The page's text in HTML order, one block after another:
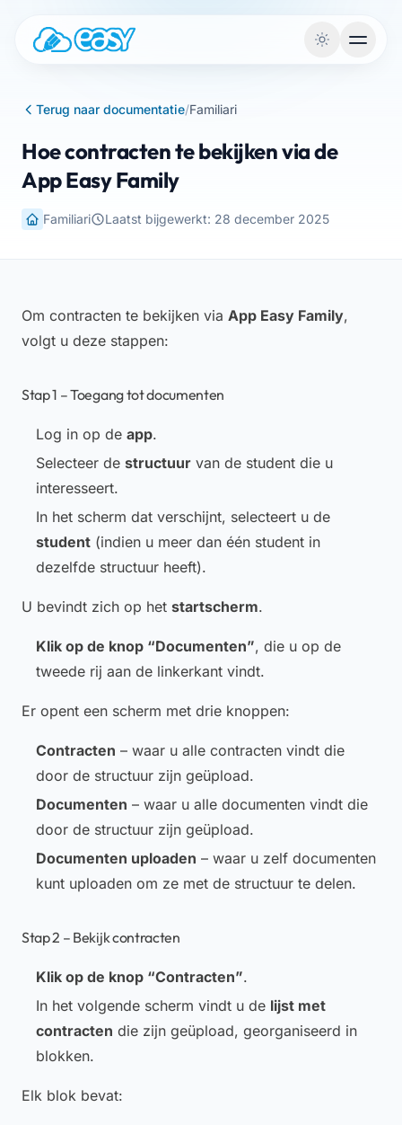
Terug naar documentatie/Familiari
Hoe contracten te bekijken via de
App Easy Family
Familiari Laatst bijgewerkt: 28 december 2025
Om contracten te bekijken via App Easy Family,
volgt u deze stappen:
Stap 1 – Toegang tot documenten
Log in op de app.
Selecteer de structuur van de student die u
interesseert.
In het scherm dat verschijnt, selecteert u de
student (indien u meer dan één student in
dezelfde structuur heeft).
U bevindt zich op het startscherm.
Klik op de knop “Documenten”, die u op de
tweede rij aan de linkerkant vindt.
Er opent een scherm met drie knoppen:
Contracten – waar u alle contracten vindt die
door de structuur zijn geüpload.
Documenten – waar u alle documenten vindt die
door de structuur zijn geüpload.
Documenten uploaden – waar u zelf documenten
kunt uploaden om ze met de structuur te delen.
Stap 2 – Bekijk contracten
Klik op de knop “Contracten”.
In het volgende scherm vindt u de lijst met
contracten die zijn geüpload, georganiseerd in
blokken.
Elk blok bevat: